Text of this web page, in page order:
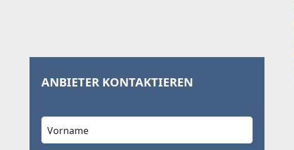
ANBIETER KONTAKTIEREN